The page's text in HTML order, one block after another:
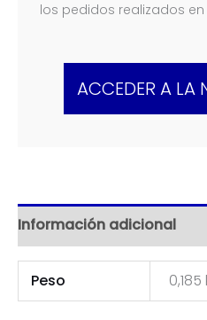
los pedidos realizados en
ACCEDER A LA
Información adicional
Peso 0,185